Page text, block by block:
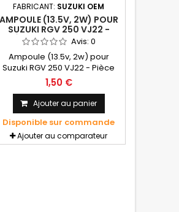
FABRICANT: SUZUKI OEM
AMPOULE (13.5V, 2W) POUR
SUZUKI RGV 250 VJ22 -
PIÈCE D'ORIGINE SUZUKI
OEM
Avis: 0
Ampoule (13.5v, 2w) pour
Suzuki RGV 250 VJ22 - Pièce
d'origine SUZUKI OEM
1,50 €
Ajouter au panier
Disponible sur commande
Ajouter au comparateur